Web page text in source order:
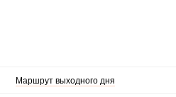
Маршрут выходного дня